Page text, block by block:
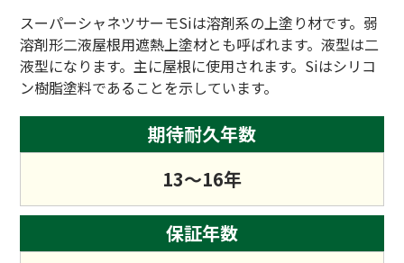
スーパーシャネツサーモSiは溶剤系の上塗り材です。弱
溶剤形二液屋根用遮熱上塗材とも呼ばれます。液型は二
液型になります。主に屋根に使用されます。Siはシリコ
ン樹脂塗料であることを示しています。
期待耐久年数
13～16年
保証年数